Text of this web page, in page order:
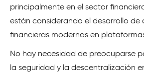
principalmente en el sector
están considerando el desarrollo de
financieras modernas en
No hay necesidad de preocuparse
la seguridad y la descentralización